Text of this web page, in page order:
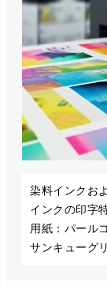
染料インクお
インクの印字
用紙：パール
サンキューグ